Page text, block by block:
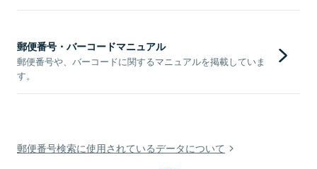
郵便番号・バーコードマニュアル
郵便番号や、バーコードに関するマニュアルを掲載していま
す。
郵便番号検索に使用されているデータについて